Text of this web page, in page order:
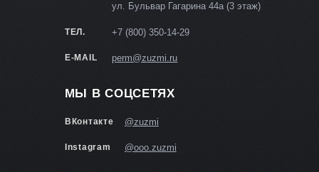
ул. Бульвар Гагарина 44а (3 этаж)
ТЕЛ. +7 (800) 350-14-29
E-MAIL perm@zuzmi.ru
МЫ В СОЦСЕТЯХ
ВКонтакте @zuzmi
Instagram @ooo.zuzmi